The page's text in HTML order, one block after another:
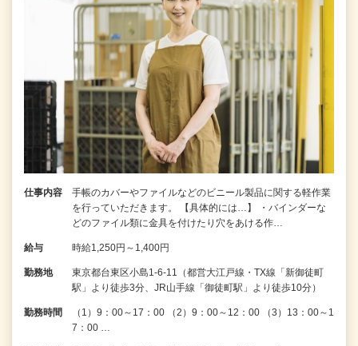
仕事内容
手帳のカバーやファイルなどのビニール製品に関する軽作業
を行っていただきます。 【具体的には…】 ・バインダーな
どのファイル類に金具を付けたり穴をあける作…
給与 時給1,250円～1,400円
勤務地
東京都台東区小島1-6-11（都営大江戸線・TX線「新御徒町
駅」より徒歩3分、JR山手線「御徒町駅」より徒歩10分）
勤務時間
（1）9：00～17：00 （2）9：00～12：00 （3）13：00～1
7：00 …